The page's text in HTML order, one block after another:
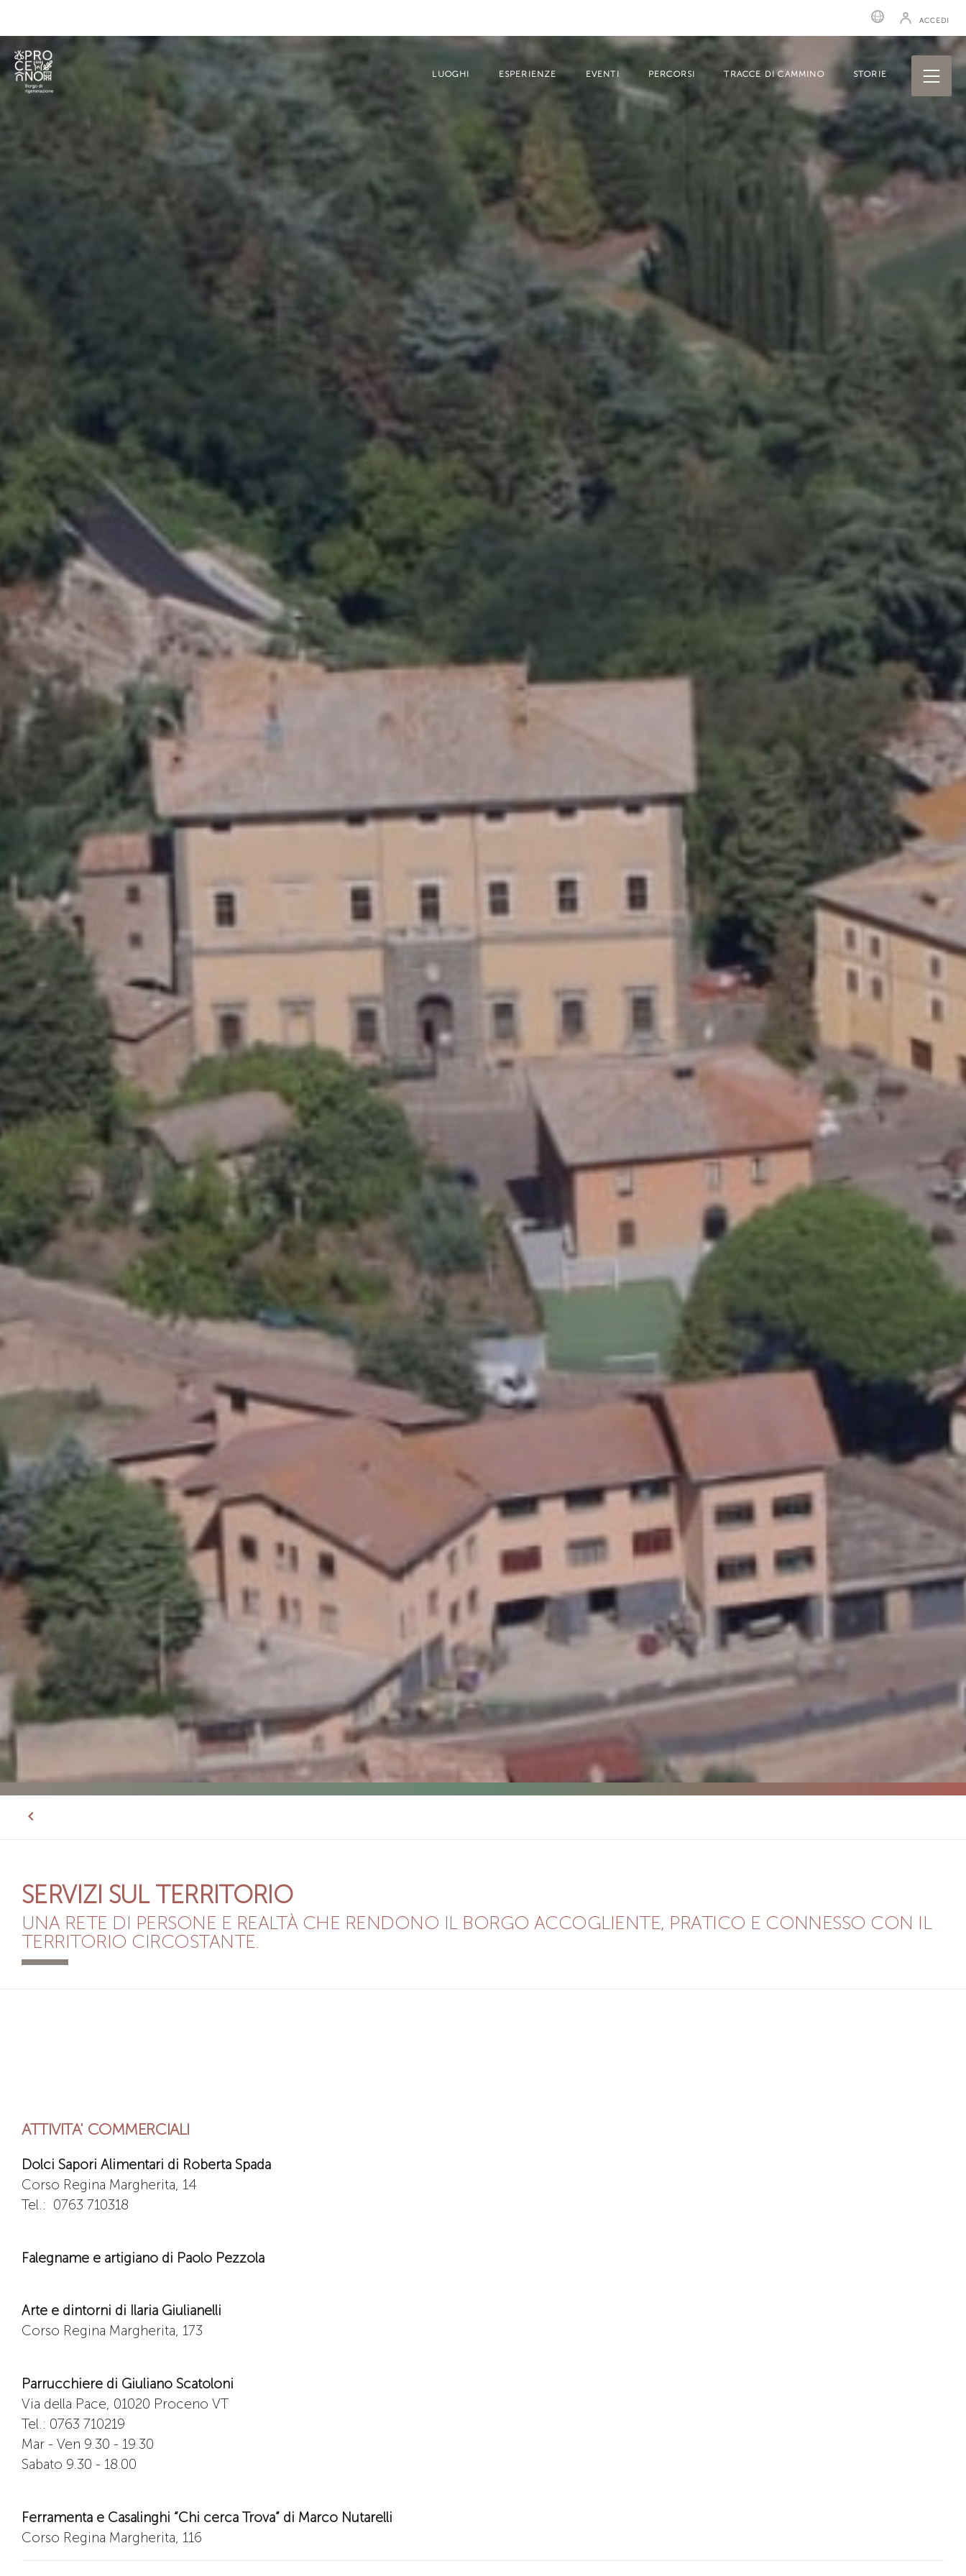
LUOGHI ESPERIENZE EVENTI PERCORSI TRACCE DI CAMMINO STORIE
ACCEDI
SERVIZI SUL TERRITORIO
UNA RETE DI PERSONE E REALTÀ CHE RENDONO IL BORGO ACCOGLIENTE, PRATICO E CONNESSO CON IL
TERRITORIO CIRCOSTANTE.
ATTIVITA' COMMERCIALI
Dolci Sapori Alimentari di Roberta Spada
Corso Regina Margherita, 14
Tel.: 0763 710318
Falegname e artigiano di Paolo Pezzola
Arte e dintorni di Ilaria Giulianelli
Corso Regina Margherita, 173
Parrucchiere di Giuliano Scatoloni
Via della Pace, 01020 Proceno VT
Tel.: 0763 710219
Mar - Ven 9.30 - 19.30
Sabato 9.30 - 18.00
Ferramenta e Casalinghi “Chi cerca Trova” di Marco Nutarelli
Corso Regina Margherita, 116